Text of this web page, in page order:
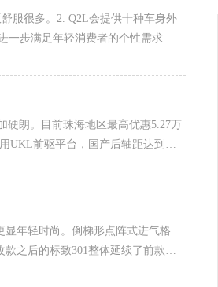
服很多。2. Q2L会提供十种车身外
一步满足年轻消费者的个性需求
硬朗。目前珠海地区最高优惠5.27万
UKL前驱平台，国产后轴距达到
显年轻时尚。倒梯形点阵式进气格
之后的标致301整体延续了前款的